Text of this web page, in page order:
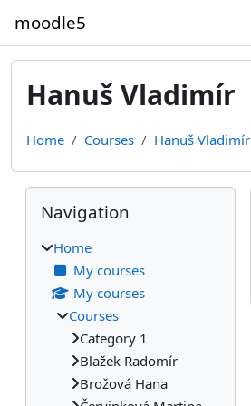
moodle5
Hanuš Vladimír
Home Courses Hanuš Vladimír
Blocks
Skip Navigation
Navigation
Home
My courses
My courses
Courses
Category 1
Blažek Radomír
Brožová Hana